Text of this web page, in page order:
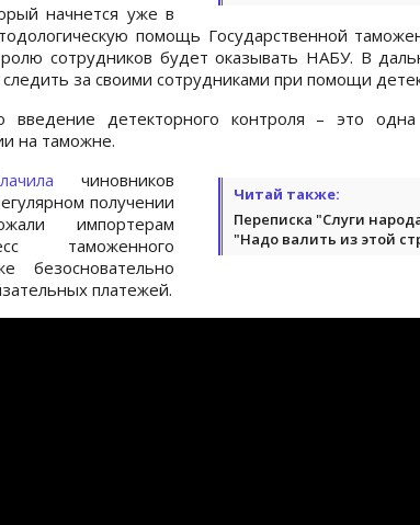
начнется уже в
помощь Государственной
сотрудников будет оказывать НАБУ. В
за своими сотрудниками при помощи
введение детекторного контроля – это
на таможне.
Читай также:
Переписка "Слуги
"Надо валить из этой
чиновников
получении
импортерам
таможенного
безосновательно
платежей.